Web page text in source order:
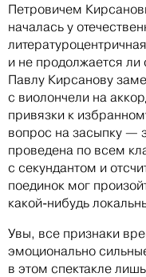
Петровичем
началась у
и не продолжается ли
Павлу Кирсанову
с виолончели на
привязки к
вопрос на засыпку —
проведена по всем
с секундантом и
поединок мог
какой-нибудь
Увы, все признаки
эмоционально
в этом спектакле